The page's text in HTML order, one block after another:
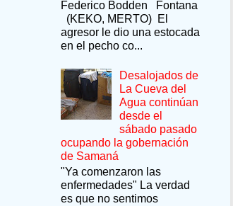
Federico Bodden Fontana
(KEKO, MERTO) El
agresor le dio una estocada
en el pecho co...
Desalojados de
La Cueva del
Agua continúan
desde el
sábado pasado
ocupando la gobernación
de Samaná
"Ya comenzaron las
enfermedades" La verdad
es que no sentimos